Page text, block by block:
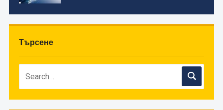
Търсене